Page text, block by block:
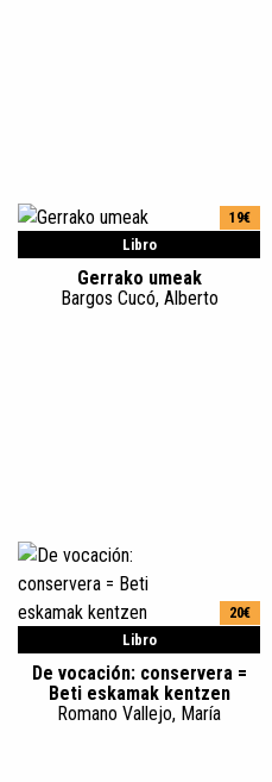
Libro
19€
Gerrako umeak
Bargos Cucó, Alberto
Libro
20€
De vocación: conservera =
Beti eskamak kentzen
Romano Vallejo, María